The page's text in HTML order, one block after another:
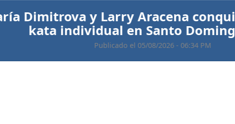
y Larry Aracena
kata individual en Santo Domingo
Publicado el 05/08/2026 - 06:34 PM